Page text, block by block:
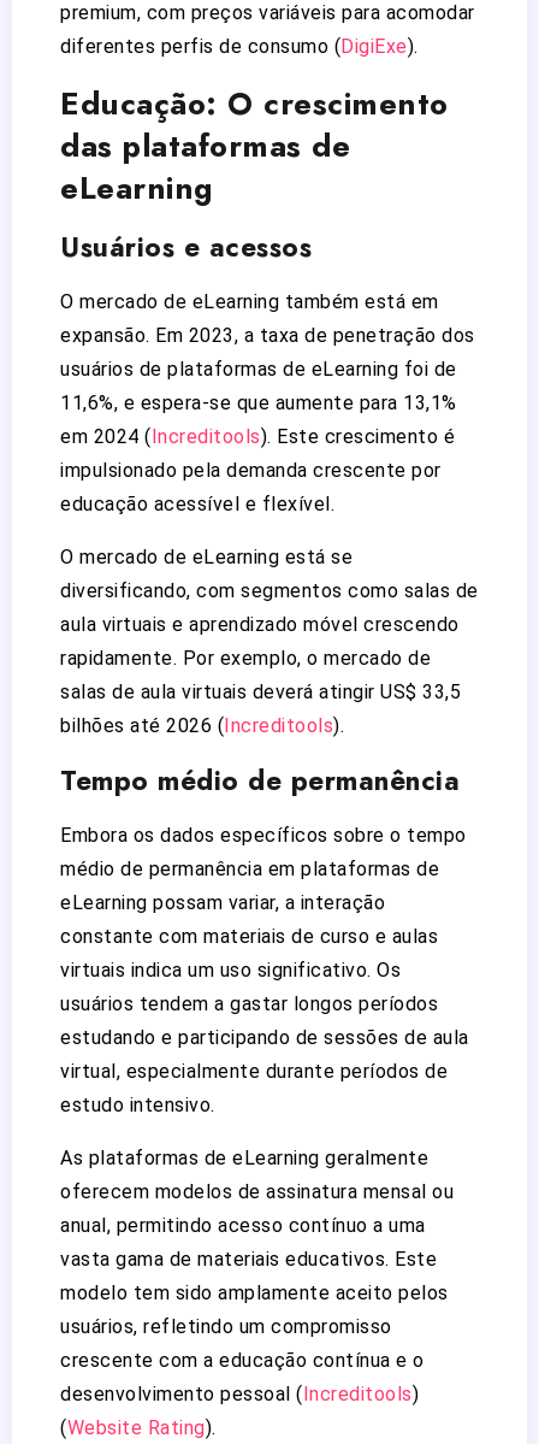
premium, com preços variáveis para acomodar
diferentes perfis de consumo​ (DigiExe)​.
Educação: O crescimento
das plataformas de
eLearning
Usuários e acessos
O mercado de eLearning também está em
expansão. Em 2023, a taxa de penetração dos
usuários de plataformas de eLearning foi de
11,6%, e espera-se que aumente para 13,1%
em 2024​ (Increditools)​. Este crescimento é
impulsionado pela demanda crescente por
educação acessível e flexível.
O mercado de eLearning está se
diversificando, com segmentos como salas de
aula virtuais e aprendizado móvel crescendo
rapidamente. Por exemplo, o mercado de
salas de aula virtuais deverá atingir US$ 33,5
bilhões até 2026​ (Increditools)​.
Tempo médio de permanência
Embora os dados específicos sobre o tempo
médio de permanência em plataformas de
eLearning possam variar, a interação
constante com materiais de curso e aulas
virtuais indica um uso significativo. Os
usuários tendem a gastar longos períodos
estudando e participando de sessões de aula
virtual, especialmente durante períodos de
estudo intensivo.
As plataformas de eLearning geralmente
oferecem modelos de assinatura mensal ou
anual, permitindo acesso contínuo a uma
vasta gama de materiais educativos. Este
modelo tem sido amplamente aceito pelos
usuários, refletindo um compromisso
crescente com a educação contínua e o
desenvolvimento pessoal​ (Increditools)
(Website Rating)​.